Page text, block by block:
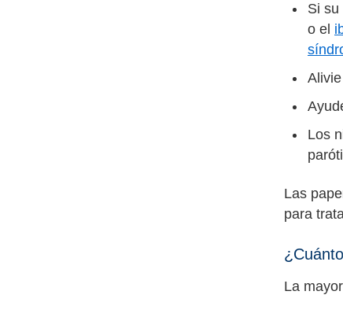
Si su
o el
Los
Las
para
La